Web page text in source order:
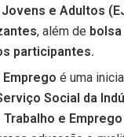
e Adultos
, além de
participantes.
Emprego é uma
Social da
e Emprego